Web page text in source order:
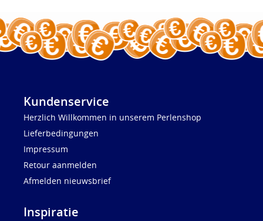
Kundenservice
Herzlich Willkommen in unserem Perlenshop
Lieferbedingungen
Impressum
Retour aanmelden
Afmelden nieuwsbrief
Inspiratie